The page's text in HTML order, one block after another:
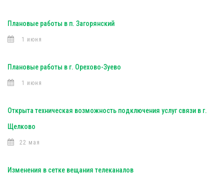
Плановые работы в п. Загорянский
1 июня
Плановые работы в г. Орехово-Зуево
1 июня
Открыта техническая возможность подключения услуг связи в г.
Щелково
22 мая
Изменения в сетке вещания телеканалов